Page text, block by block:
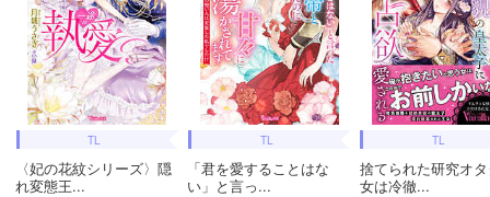
TL
〈妃の花紋シリーズ〉隠
れ変態王...
TL
「君を愛することはな
い」と言っ...
TL
捨てられた研究オ
女は冷徹...